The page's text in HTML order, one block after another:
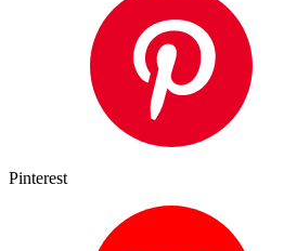
Pinterest